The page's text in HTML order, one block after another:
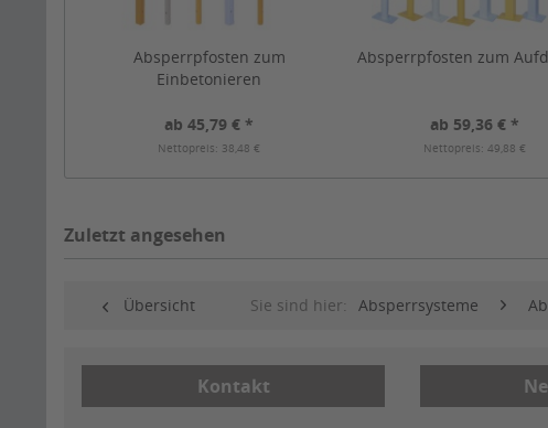
Absperrpfosten zum
Einbetonieren
ab 45,79 € *
Nettopreis: 38,48 €
Absperrpfosten zum
ab 59,36 € *
Nettopreis: 49,88 €
Zuletzt angesehen
Übersicht Sie sind hier: Absperrsysteme
Kontakt